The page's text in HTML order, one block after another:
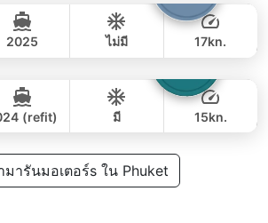
117,000 THB
97,700 THB
50FT
88,000 THB
70,600 THB
2025 ไม่มี 17kn.
106,000 THB
82,400 THB
(refit) มี 15kn.
มารันมอเตอร์s ใน Phuket